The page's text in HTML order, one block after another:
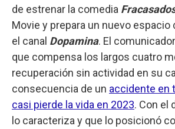
de estrenar la comedia
Movie y prepara un nuevo espacio
el canal Dopamina. El
que compensa los largos cuatro
recuperación sin actividad en su
consecuencia de un accidente en
casi pierde la vida en 2023. Con el
lo caracteriza y que lo posicionó